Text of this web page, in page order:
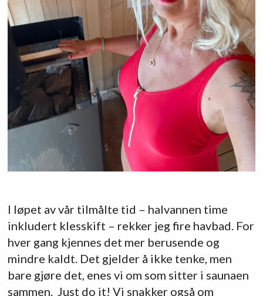
I løpet av vår tilmålte tid – halvannen time
inkludert klesskift – rekker jeg fire havbad. For
hver gang kjennes det mer berusende og
mindre kaldt. Det gjelder å ikke tenke, men
bare gjøre det, enes vi om som sitter i saunaen
sammen. Just do it! Vi snakker også om